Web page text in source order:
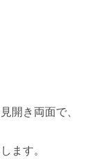
見開き両面で、
ます。